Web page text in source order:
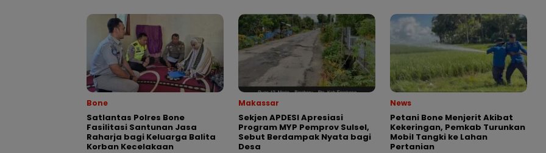
Bone
Satlantas Polres Bone
Fasilitasi Santunan Jasa
Raharja bagi Keluarga Balita
Korban Kecelakaan
Makassar
Sekjen APDESI Apresiasi
Program MYP Pemprov Sulsel,
Sebut Berdampak Nyata bagi
Desa
News
Petani Bone Menjerit Akibat
Kekeringan, Pemkab Turunkan
Mobil Tangki ke Lahan
Pertanian